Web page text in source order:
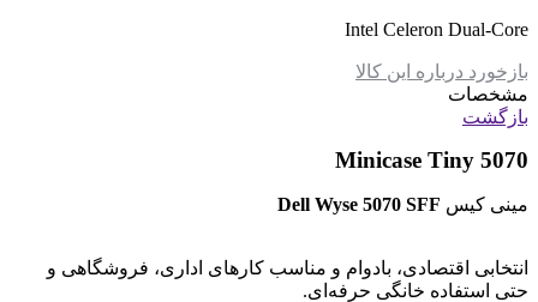
Intel Celeron Dual-Core
بازخورد درباره این کالا
مشخصات
بازگشت
Minicase Tiny 5070
مینی کیس Dell Wyse 5070 SFF
انتخابی اقتصادی، بادوام و مناسب کارهای اداری، فروشگاهی و
حتی استفاده خانگی حرفه‌ای.